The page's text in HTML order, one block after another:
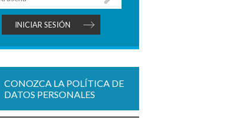
CONOZCA LA POLÍTICA DE
DATOS PERSONALES